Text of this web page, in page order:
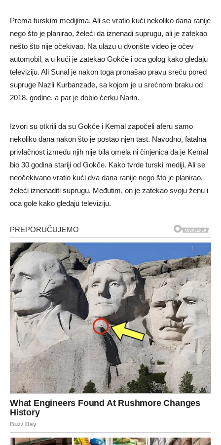
Prema turskim medijima, Ali se vratio kući nekoliko dana ranije
nego što je planirao, želeći da iznenadi suprugu, ali je zatekao
nešto što nije očekivao. Na ulazu u dvorište video je očev
automobil, a u kući je zatekao Gokče i oca golog kako gledaju
televiziju. Ali Sunal je nakon toga pronašao pravu sreću pored
supruge Nazli Kurbanzade, sa kojom je u srećnom braku od
2018. godine, a par je dobio ćerku Narin.
Izvori su otkrili da su Gokče i Kemal započeli aferu samo
nekoliko dana nakon što je postao njen tast. Navodno, fatalna
privlačnost između njih nije bila omela ni činjenica da je Kemal
bio 30 godina stariji od Gokče. Kako tvrde turski mediji, Ali se
neočekivano vratio kući dva dana ranije nego što je planirao,
želeći iznenaditi suprugu. Međutim, on je zatekao svoju ženu i
oca gole kako gledaju televiziju.